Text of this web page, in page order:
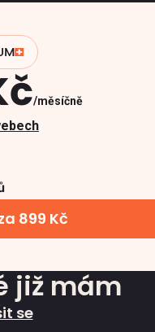
měsíčně
899 Kč
již mám
se